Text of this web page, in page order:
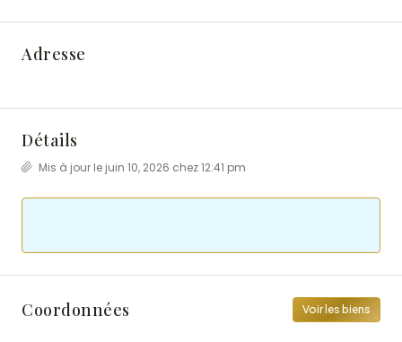
Adresse
Détails
Mis à jour le juin 10, 2026 chez 12:41 pm
Coordonnées Voir les biens